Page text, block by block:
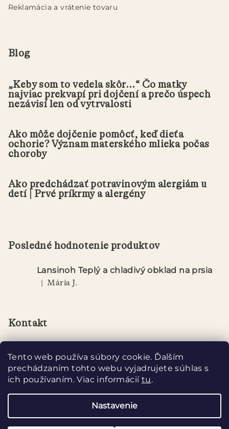
Tento web používa súbory cookie. Ďalším
prechádzaním tohto webu vyjadrujete súhlas s
ich používaním. Viac informácií tu.
Nastavenie
Reklamácia a vrátenie tovaru
Blog
„Keby som to vedela skôr...“ Čo matky
najviac prekvapí pri dojčení a prečo úspech
nezávisí len od vytrvalosti
Ako môže dojčenie pomôcť, keď dieťa
ochorie? Význam materského mlieka počas
choroby
Ako predchádzať potravinovým alergiám u
detí | Prvé príkrmy a alergény
Posledné hodnotenie produktov
Lansinoh Teplý a chladivý obklad na prsia
Hodnotenie produktu je 5 z 5 hviezdičiek.
| Mária J.
Kontakt
+421 917 901 111